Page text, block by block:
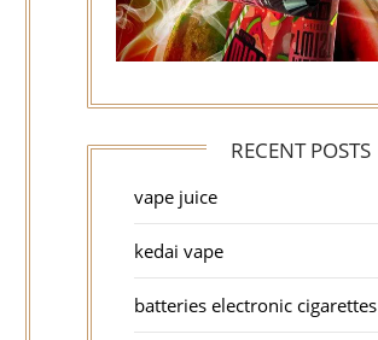
RECENT POSTS
vape juice
kedai vape
batteries electronic cigarettes